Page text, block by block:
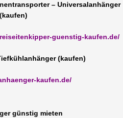
– Universalanhänger
(kaufen)
guenstig-kaufen.de/
(kaufen)
kaufen.de/
günstig mieten